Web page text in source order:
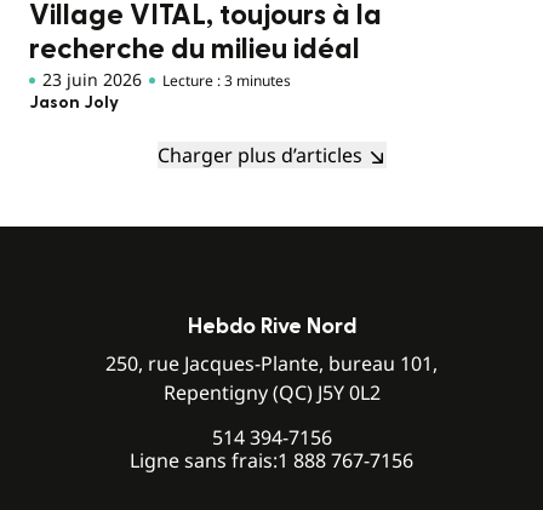
Village VITAL, toujours à la
recherche du milieu idéal
23 juin 2026 Lecture : 3 minutes
Jason Joly
Charger plus d’articles
Hebdo Rive Nord
250, rue Jacques-Plante, bureau 101,
Repentigny (QC) J5Y 0L2
514 394-7156
Ligne sans frais:1 888 767-7156